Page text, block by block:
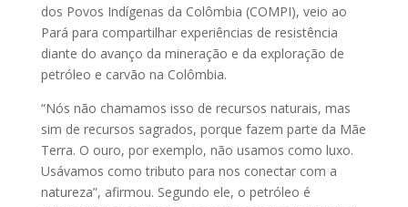
dos Povos Indígenas da Colômbia (COMPI), veio ao
Pará para compartilhar experiências de resistência
diante do avanço da mineração e da exploração de
petróleo e carvão na Colômbia.
“Nós não chamamos isso de recursos naturais, mas
sim de recursos sagrados, porque fazem parte da Mãe
Terra. O ouro, por exemplo, não usamos como luxo.
Usávamos como tributo para nos conectar com a
natureza”, afirmou. Segundo ele, o petróleo é